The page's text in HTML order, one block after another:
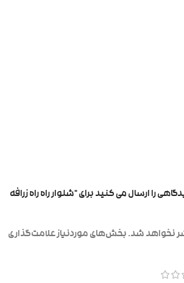
را ارسال می کنید برای “شلوار راه راه زرافه
نخواهد شد.بخش‌های موردنیاز علامت‌گذاری